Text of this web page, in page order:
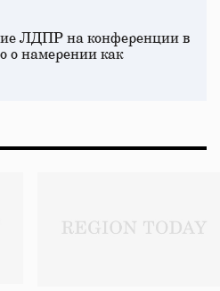
ЛДПР на конференции в
о намерении как